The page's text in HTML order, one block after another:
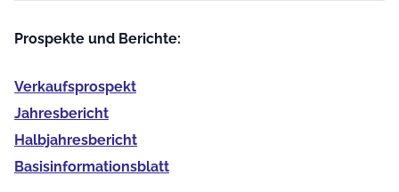
Prospekte und Berichte:
Verkaufs­prospekt
Jahres­bericht
Halb­jahres­bericht
Basis­informationsblatt